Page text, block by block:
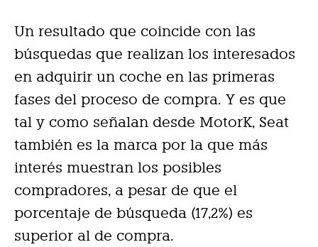
Un resultado que coincide con las
búsquedas que realizan los interesados
en adquirir un coche en las primeras
fases del proceso de compra. Y es que
tal y como señalan desde MotorK, Seat
también es la marca por la que más
interés muestran los posibles
compradores, a pesar de que el
porcentaje de búsqueda (17,2%) es
superior al de compra.